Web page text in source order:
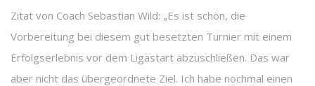
Zitat von Coach Sebastian Wild: „Es ist schön, die
Vorbereitung bei diesem gut besetzten Turnier mit einem
Erfolgserlebnis vor dem Ligastart abzuschließen. Das war
aber nicht das übergeordnete Ziel. Ich habe nochmal einen